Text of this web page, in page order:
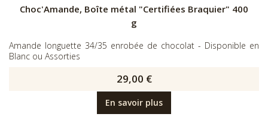
Choc'Amande, Boîte métal "Certifiées Braquier" 400
g
Amande longuette 34/35 enrobée de chocolat - Disponible en
Blanc ou Assorties
29,00 €
En savoir plus